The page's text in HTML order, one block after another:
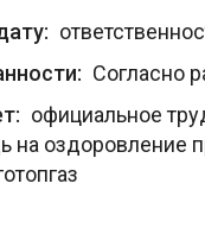
Согласно
официальное
на оздоровление